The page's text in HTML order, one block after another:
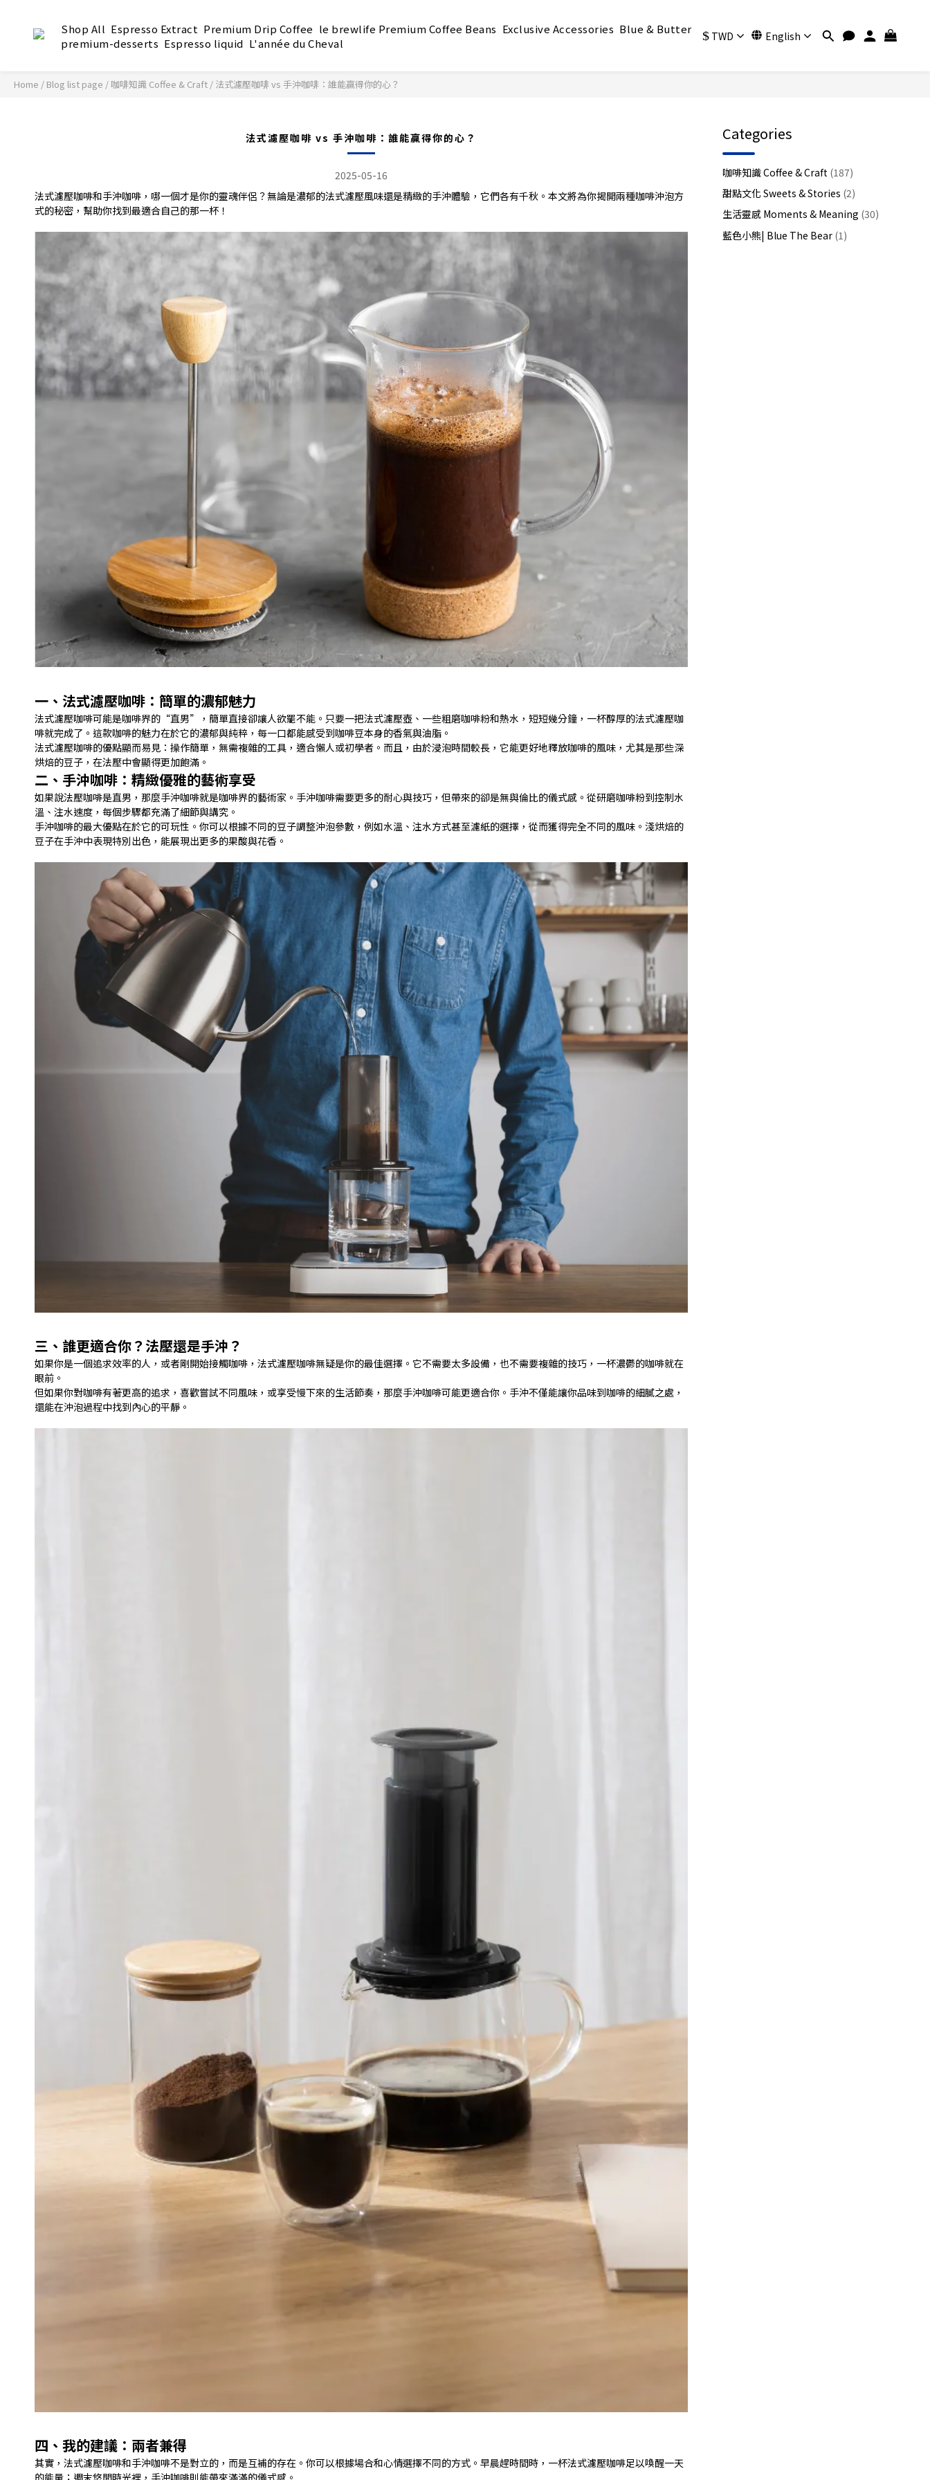
$ TWD English
Shop All Espresso Extract Premium Drip Coffee le brewlife Premium Coffee Beans Exclusive Accessories Blue & Butter
premium-desserts Espresso liquid L'année du Cheval
Home / Blog list page / 咖啡知識 Coffee & Craft / 法式濾壓咖啡 vs 手沖咖啡：誰能贏得你的心？
法式濾壓咖啡 vs 手沖咖啡：誰能贏得你的心？
2025-05-16
法式濾壓咖啡和手沖咖啡，哪一個才是你的靈魂伴侶？無論是濃郁的法式濾壓風味還是精緻的手沖體驗，它們各有千秋。本文將為你揭開兩種咖啡沖泡方
式的秘密，幫助你找到最適合自己的那一杯！
一、法式濾壓咖啡：簡單的濃郁魅力
法式濾壓咖啡可能是咖啡界的“直男”，簡單直接卻讓人欲罷不能。只要一把法式濾壓壺、一些粗磨咖啡粉和熱水，短短幾分鐘，一杯醇厚的法式濾壓咖
啡就完成了。這款咖啡的魅力在於它的濃郁與純粹，每一口都能感受到咖啡豆本身的香氣與油脂。
法式濾壓咖啡的優點顯而易見：操作簡單，無需複雜的工具，適合懶人或初學者。而且，由於浸泡時間較長，它能更好地釋放咖啡的風味，尤其是那些深
烘焙的豆子，在法壓中會顯得更加飽滿。
二、手沖咖啡：精緻優雅的藝術享受
如果說法壓咖啡是直男，那麼手沖咖啡就是咖啡界的藝術家。手沖咖啡需要更多的耐心與技巧，但帶來的卻是無與倫比的儀式感。從研磨咖啡粉到控制水
溫、注水速度，每個步驟都充滿了細節與講究。
手沖咖啡的最大優點在於它的可玩性。你可以根據不同的豆子調整沖泡參數，例如水溫、注水方式甚至濾紙的選擇，從而獲得完全不同的風味。淺烘焙的
豆子在手沖中表現特別出色，能展現出更多的果酸與花香。
三、誰更適合你？法壓還是手沖？
如果你是一個追求效率的人，或者剛開始接觸咖啡，法式濾壓咖啡無疑是你的最佳選擇。它不需要太多設備，也不需要複雜的技巧，一杯濃鬱的咖啡就在
眼前。
但如果你對咖啡有著更高的追求，喜歡嘗試不同風味，或享受慢下來的生活節奏，那麼手沖咖啡可能更適合你。手沖不僅能讓你品味到咖啡的細膩之處，
還能在沖泡過程中找到內心的平靜。
四、我的建議：兩者兼得
其實，法式濾壓咖啡和手沖咖啡不是對立的，而是互補的存在。你可以根據場合和心情選擇不同的方式。早晨趕時間時，一杯法式濾壓咖啡足以喚醒一天
Categories
咖啡知識 Coffee & Craft (187)
甜點文化 Sweets & Stories (2)
生活靈感 Moments & Meaning (30)
藍色小熊| Blue The Bear (1)